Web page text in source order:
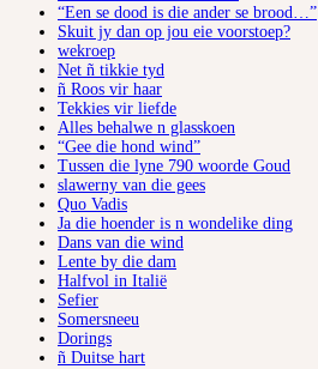
“Een se dood is die ander se brood…”
Skuit jy dan op jou eie voorstoep?
wekroep
Net ñ tikkie tyd
ñ Roos vir haar
Tekkies vir liefde
Alles behalwe n glasskoen
“Gee die hond wind”
Tussen die lyne 790 woorde Goud
slawerny van die gees
Quo Vadis
Ja die hoender is n wondelike ding
Dans van die wind
Lente by die dam
Halfvol in Italië
Sefier
Somersneeu
Dorings
ñ Duitse hart